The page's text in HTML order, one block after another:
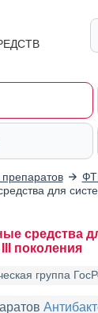
для
средства
поколения
группа